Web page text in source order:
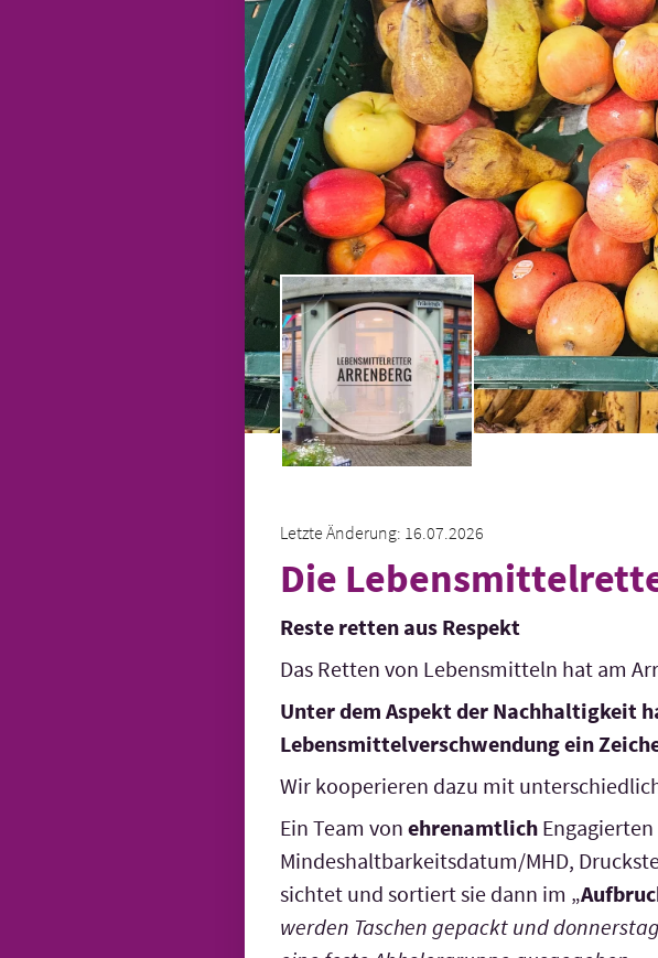
Letzte Änderung: 16.07.2026
Die
Reste retten aus Respekt
Das Retten von Lebensmitteln hat am
Unter dem Aspekt der Nachhaltigkeit
Lebensmittelverschwendung ein
Wir kooperieren dazu mit
Ein Team von ehrenamtlich
Mindeshaltbarkeitsdatum/MHD,
sichtet und sortiert sie dann im „
werden Taschen gepackt und